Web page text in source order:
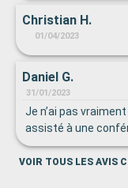
Christian H.
01/04/2023
Daniel G.
31/01/2023
Je n’ai pas
assisté à une
VOIR TOUS LES AVIS